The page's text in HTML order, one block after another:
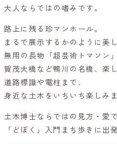
大人ならではの嗜みです。
路上に残る珍マンホール。
まるで展示するかのように美
無用の長物「超芸術トマソン」
賀茂大橋など鴨川の名橋、楽
道路標識や電柱まで、
身近な土木をいちいち楽しみ
土木博士ならではの見方・愛
「どぼく」入門まち歩きに出